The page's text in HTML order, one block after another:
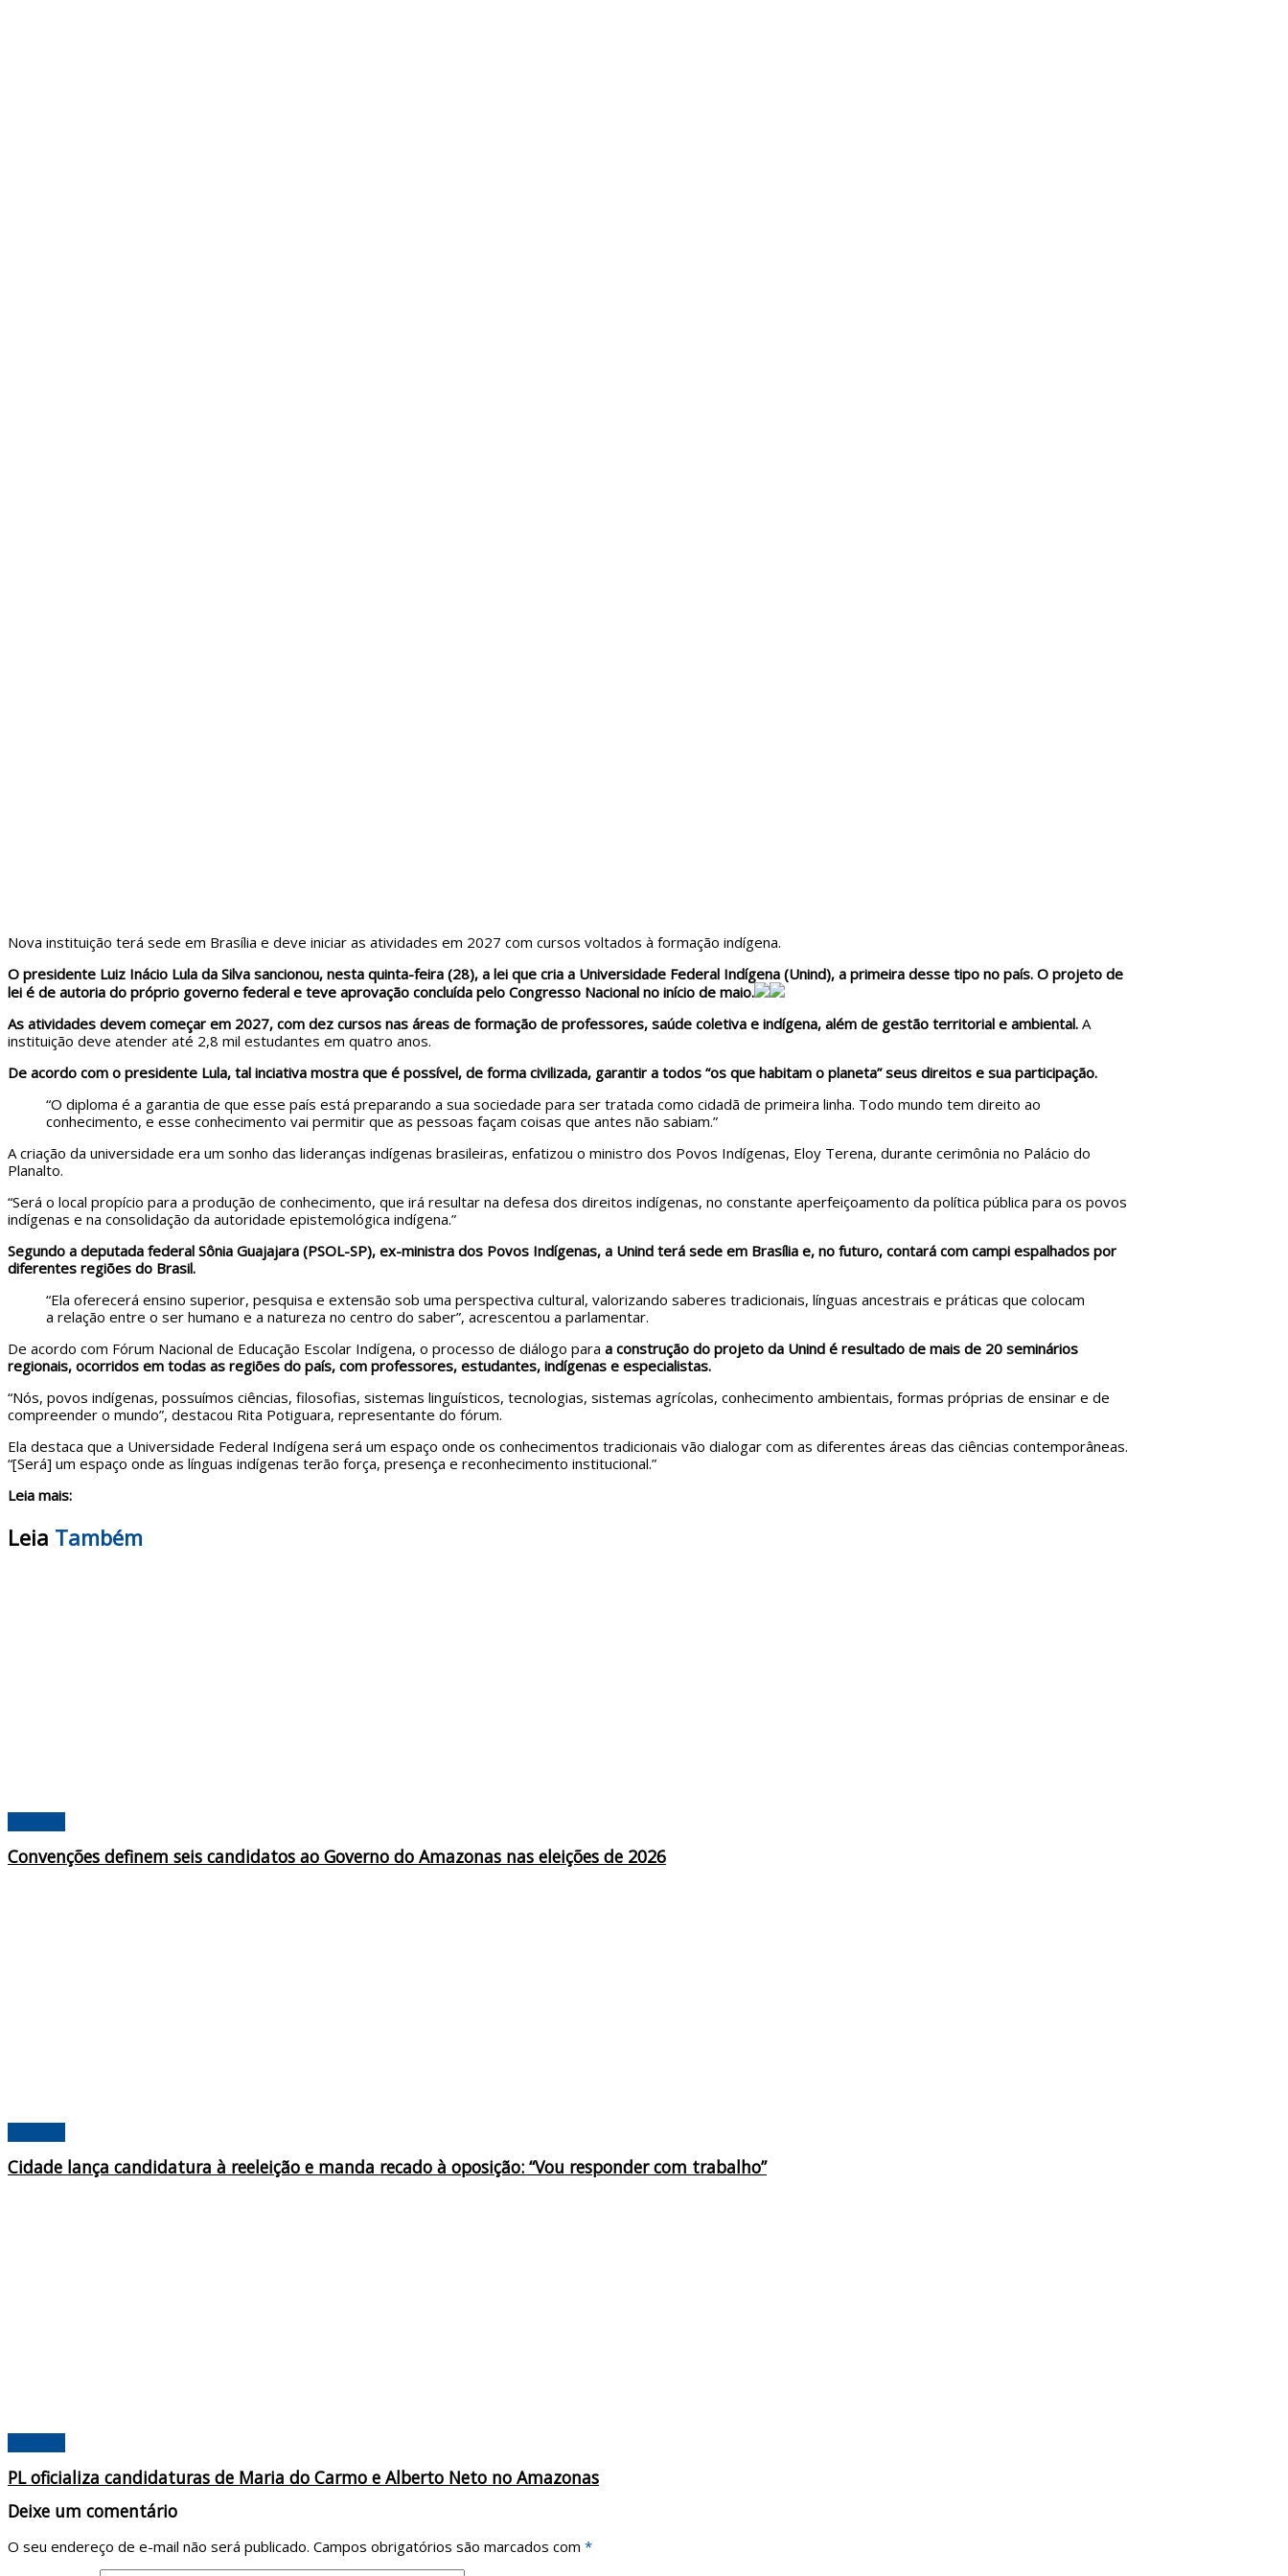
Nova instituição terá sede em Brasília e deve iniciar as atividades em 2027 com cursos voltados à formação indígena.
O presidente Luiz Inácio Lula da Silva sancionou, nesta quinta-feira (28), a lei que cria a Universidade Federal Indígena (Unind), a primeira desse tipo no país. O projeto de
lei é de autoria do próprio governo federal e teve aprovação concluída pelo Congresso Nacional no início de maio.
As atividades devem começar em 2027, com dez cursos nas áreas de formação de professores, saúde coletiva e indígena, além de gestão territorial e ambiental. A
instituição deve atender até 2,8 mil estudantes em quatro anos.
De acordo com o presidente Lula, tal inciativa mostra que é possível, de forma civilizada, garantir a todos “os que habitam o planeta” seus direitos e sua participação.
“O diploma é a garantia de que esse país está preparando a sua sociedade para ser tratada como cidadã de primeira linha. Todo mundo tem direito ao
conhecimento, e esse conhecimento vai permitir que as pessoas façam coisas que antes não sabiam.”
A criação da universidade era um sonho das lideranças indígenas brasileiras, enfatizou o ministro dos Povos Indígenas, Eloy Terena, durante cerimônia no Palácio do
Planalto.
“Será o local propício para a produção de conhecimento, que irá resultar na defesa dos direitos indígenas, no constante aperfeiçoamento da política pública para os povos
indígenas e na consolidação da autoridade epistemológica indígena.”
Segundo a deputada federal Sônia Guajajara (PSOL-SP), ex-ministra dos Povos Indígenas, a Unind terá sede em Brasília e, no futuro, contará com campi espalhados por
diferentes regiões do Brasil.
“Ela oferecerá ensino superior, pesquisa e extensão sob uma perspectiva cultural, valorizando saberes tradicionais, línguas ancestrais e práticas que colocam
a relação entre o ser humano e a natureza no centro do saber”, acrescentou a parlamentar.
De acordo com Fórum Nacional de Educação Escolar Indígena, o processo de diálogo para a construção do projeto da Unind é resultado de mais de 20 seminários
regionais, ocorridos em todas as regiões do país, com professores, estudantes, indígenas e especialistas.
“Nós, povos indígenas, possuímos ciências, filosofias, sistemas linguísticos, tecnologias, sistemas agrícolas, conhecimento ambientais, formas próprias de ensinar e de
compreender o mundo”, destacou Rita Potiguara, representante do fórum.
Ela destaca que a Universidade Federal Indígena será um espaço onde os conhecimentos tradicionais vão dialogar com as diferentes áreas das ciências contemporâneas.
“[Será] um espaço onde as línguas indígenas terão força, presença e reconhecimento institucional.”
Leia mais:
Leia Também
Convenções definem seis candidatos ao Governo do Amazonas nas eleições de 2026
Cidade lança candidatura à reeleição e manda recado à oposição: “Vou responder com trabalho”
PL oficializa candidaturas de Maria do Carmo e Alberto Neto no Amazonas
Deixe um comentário
O seu endereço de e-mail não será publicado. Campos obrigatórios são marcados com *